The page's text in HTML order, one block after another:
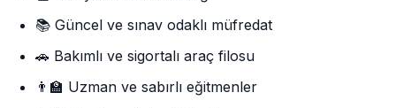
📚 Güncel ve sınav odaklı müfredat
🚗 Bakımlı ve sigortalı araç filosu
👨‍🏫 Uzman ve sabırlı eğitmenler